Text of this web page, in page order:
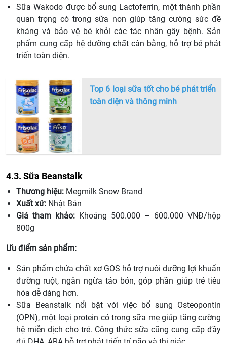
Sữa Wakodo được bổ sung Lactoferrin, một thành phần
quan trọng có trong sữa non giúp tăng cường sức đề
kháng và bảo vệ bé khỏi các tác nhân gây bệnh. Sản
phẩm cung cấp hệ dưỡng chất cân bằng, hỗ trợ bé phát
triển toàn diện.
Top 6 loại sữa tốt cho bé phát triển
toàn diện và thông minh
4.3. Sữa Beanstalk
Thương hiệu: Megmilk Snow Brand
Xuất xứ: Nhật Bản
Giá tham khảo: Khoảng 500.000 – 600.000 VNĐ/hộp
800g
Ưu điểm sản phẩm:
Sản phẩm chứa chất xơ GOS hỗ trợ nuôi dưỡng lợi khuẩn
đường ruột, ngăn ngừa táo bón, góp phần giúp trẻ tiêu
hóa dễ dàng hơn.
Sữa Beanstalk nổi bật với việc bổ sung Osteopontin
(OPN), một loại protein có trong sữa mẹ giúp tăng cường
hệ miễn dịch cho trẻ. Công thức sữa cũng cung cấp đầy